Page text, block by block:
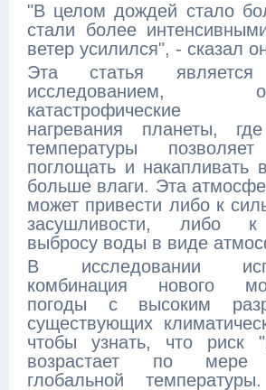
"В целом дождей стало
стали более
ветер усилился", - сказал
Эта статья является
исследованием,
катастрофические
нагревания планеты,
температуры
поглощать и накапливать
больше влаги. Эта
может привести либо к
засушливости, либо к
выбросу воды в виде
В исследовании
комбинация нового
погоды с высоким
существующих
чтобы узнать, что риск
возрастает по мере
глобальной